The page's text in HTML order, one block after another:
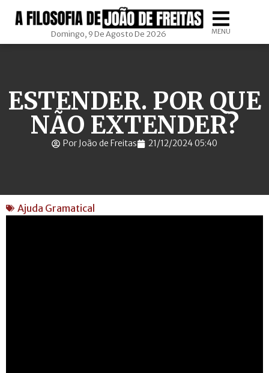
Domingo, 9 De Agosto De 2026 MENU
ESTENDER. POR QUE
NÃO EXTENDER?
Por João de Freitas 21/12/2024 05:40
Ajuda Gramatical